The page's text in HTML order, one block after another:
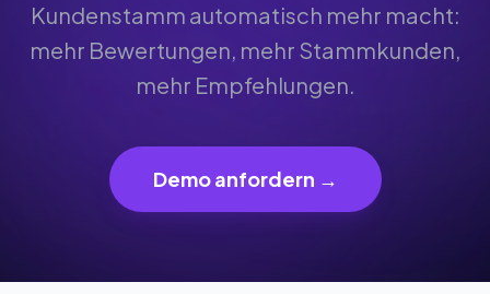
Kundenstamm automatisch mehr macht:
mehr Bewertungen, mehr Stammkunden,
mehr Empfehlungen.
Demo anfordern →